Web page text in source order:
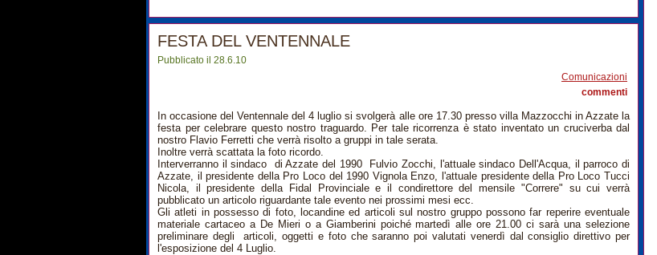
FESTA DEL VENTENNALE
Pubblicato il 28.6.10
Comunicazioni
commenti
In occasione del Ventennale del 4 luglio si svolgerà alle ore 17.30 presso villa Mazzocchi in Azzate la
festa per celebrare questo nostro traguardo. Per tale ricorrenza è stato inventato un cruciverba dal
nostro Flavio Ferretti che verrà risolto a gruppi in tale serata.
Inoltre verrà scattata la foto ricordo.
Interverranno il sindaco di Azzate del 1990 Fulvio Zocchi, l'attuale sindaco Dell'Acqua, il parroco di
Azzate, il presidente della Pro Loco del 1990 Vignola Enzo, l'attuale presidente della Pro Loco Tucci
Nicola, il presidente della Fidal Provinciale e il condirettore del mensile "Correre" su cui verrà
pubblicato un articolo riguardante tale evento nei prossimi mesi ecc.
Gli atleti in possesso di foto, locandine ed articoli sul nostro gruppo possono far reperire eventuale
materiale cartaceo a De Mieri o a Giamberini poiché martedì alle ore 21.00 ci sarà una selezione
preliminare degli articoli, oggetti e foto che saranno poi valutati venerdì dal consiglio direttivo per
l'esposizione del 4 Luglio.